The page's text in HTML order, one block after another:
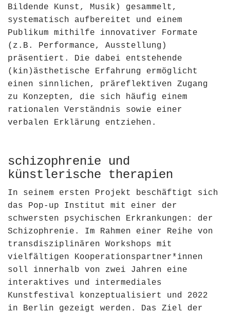
Bildende Kunst, Musik) gesammelt,
systematisch aufbereitet und einem
Publikum mithilfe innovativer Formate
(z.B. Performance, Ausstellung)
präsentiert. Die dabei entstehende
(kin)ästhetische Erfahrung ermöglicht
einen sinnlichen, präreflektiven Zugang
zu Konzepten, die sich häufig einem
rationalen Verständnis sowie einer
verbalen Erklärung entziehen.
schizophrenie und
künstlerische therapien
In seinem ersten Projekt beschäftigt sich
das Pop-up Institut mit einer der
schwersten psychischen Erkrankungen: der
Schizophrenie. Im Rahmen einer Reihe von
transdisziplinären Workshops mit
vielfältigen Kooperationspartner*innen
soll innerhalb von zwei Jahren eine
interaktives und intermediales
Kunstfestival konzeptualisiert und 2022
in Berlin gezeigt werden. Das Ziel der